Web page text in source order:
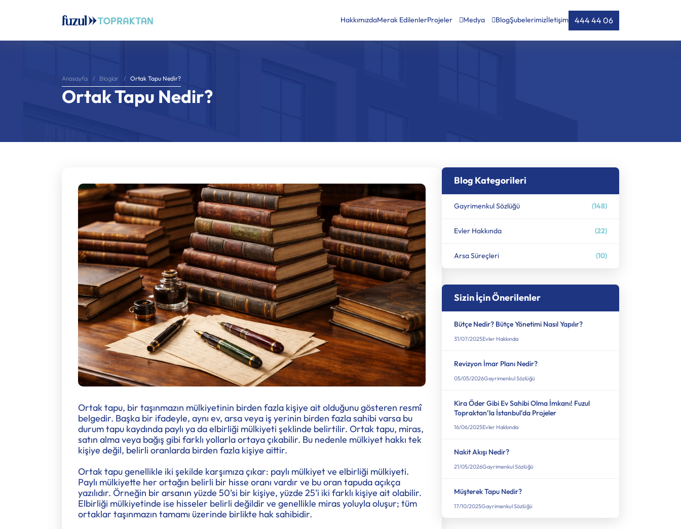
HakkımızdaMerak EdilenlerProjeler Medya BlogŞubelerimizİletişim 444 44 06
Anasayfa Bloglar Ortak Tapu Nedir?
Ortak Tapu Nedir?
Ortak tapu, bir taşınmazın mülkiyetinin birden fazla kişiye ait olduğunu gösteren resmî
belgedir. Başka bir ifadeyle, aynı ev, arsa veya iş yerinin birden fazla sahibi varsa bu
durum tapu kaydında paylı ya da elbirliği mülkiyeti şeklinde belirtilir. Ortak tapu, miras,
satın alma veya bağış gibi farklı yollarla ortaya çıkabilir. Bu nedenle mülkiyet hakkı tek
kişiye değil, belirli oranlarda birden fazla kişiye aittir.
Ortak tapu genellikle iki şekilde karşımıza çıkar: paylı mülkiyet ve elbirliği mülkiyeti.
Paylı mülkiyette her ortağın belirli bir hisse oranı vardır ve bu oran tapuda açıkça
yazılıdır. Örneğin bir arsanın yüzde 50’si bir kişiye, yüzde 25’i iki farklı kişiye ait olabilir.
Elbirliği mülkiyetinde ise hisseler belirli değildir ve genellikle miras yoluyla oluşur; tüm
ortaklar taşınmazın tamamı üzerinde birlikte hak sahibidir.
Blog Kategorileri
Gayrimenkul Sözlüğü (148)
Evler Hakkında (22)
Arsa Süreçleri (10)
Sizin İçin Önerilenler
Bütçe Nedir? Bütçe Yönetimi Nasıl Yapılır?
31/07/2025Evler Hakkında
Revizyon İmar Planı Nedir​?
05/05/2026Gayrimenkul Sözlüğü
Kira Öder Gibi Ev Sahibi Olma İmkanı! Fuzul
Topraktan’la İstanbul’da Projeler
16/06/2025Evler Hakkında
Nakit Akışı Nedir?
21/05/2026Gayrimenkul Sözlüğü
Müşterek Tapu Nedir?
17/10/2025Gayrimenkul Sözlüğü